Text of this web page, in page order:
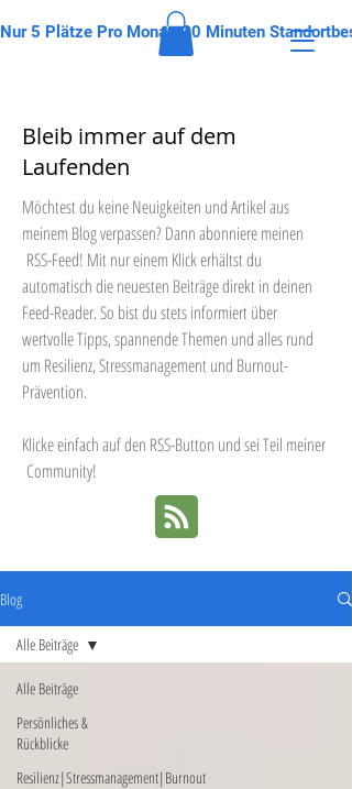
Nur 5 Plätze Pro Monat: 30 Minuten
Bleib immer auf dem
Laufenden
Möchtest du keine Neuigkeiten und Artikel aus
meinem Blog verpassen? Dann abonniere meinen
RSS-Feed! Mit nur einem Klick erhältst du
automatisch die neuesten Beiträge direkt in deinen
Feed-Reader. So bist du stets informiert über
wertvolle Tipps, spannende Themen und alles rund
um Resilienz, Stressmanagement und Burnout-
Prävention.
Klicke einfach auf den RSS-Button und sei Teil meiner
Community!
Blog
Alle Beiträge
Persönliches &
Rückblicke
Resilienz|Stressmanagement|Burnout
Alle Beiträge